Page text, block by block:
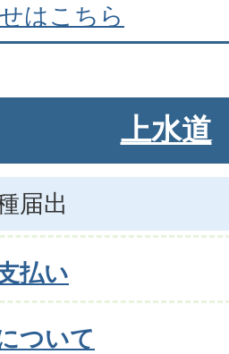
はこちら
上水道
届出
払い
ついて